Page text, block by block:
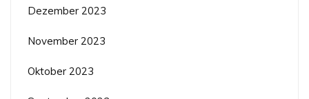
Dezember 2023
November 2023
Oktober 2023